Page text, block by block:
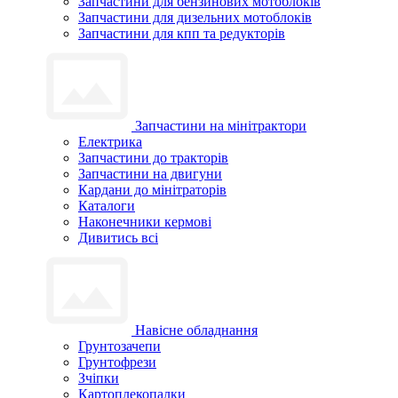
Запчастини для дизельних мотоблоків
Запчастини для кпп та редукторів
Запчастини на мінітрактори
Електрика
Запчастини до тракторів
Запчастини на двигуни
Кардани до мінітраторів
Каталоги
Наконечники кермові
Дивитись всі
Навісне обладнання
Грунтозачепи
Грунтофрези
Зчіпки
Картоплекопалки